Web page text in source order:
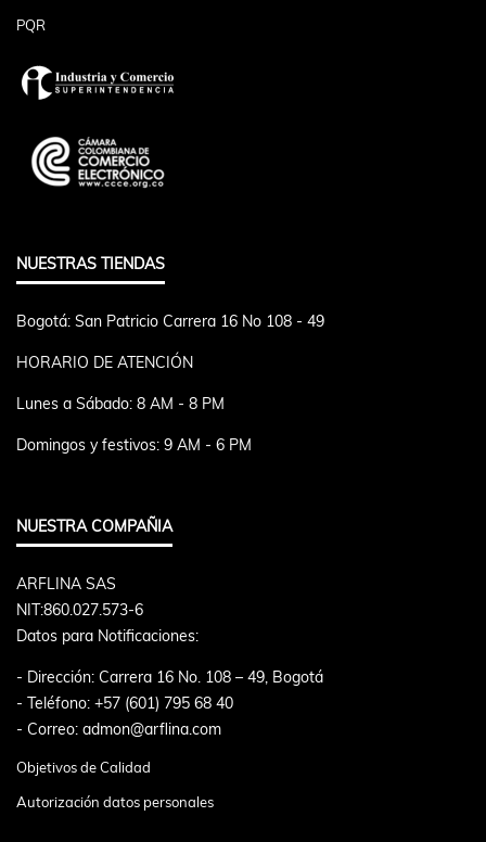
PQR
NUESTRAS TIENDAS
Bogotá: San Patricio Carrera 16 No 108 - 49
HORARIO DE ATENCIÓN
Lunes a Sábado: 8 AM - 8 PM
Domingos y festivos: 9 AM - 6 PM
NUESTRA COMPAÑIA
ARFLINA SAS
NIT:860.027.573-6
Datos para Notificaciones:
- Dirección: Carrera 16 No. 108 – 49, Bogotá
- Teléfono: +57 (601) 795 68 40
- Correo: admon@arflina.com
Objetivos de Calidad
Autorización datos personales